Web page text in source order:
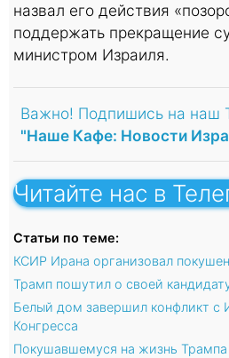
назвал его действия
поддержать прекращение
министром Израиля.
Важно! Подпишись на наш
"Наше Кафе: Новости
Читайте нас в
Статьи по теме:
КСИР Ирана организовал
Трамп пошутил о своей
Белый дом завершил конфликт с
Конгресса
Покушавшемуся на жизнь